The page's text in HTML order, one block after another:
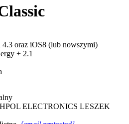
4.3 oraz iOS8 (lub nowszymi)
+ 2.1
ELECTRONICS LESZEK